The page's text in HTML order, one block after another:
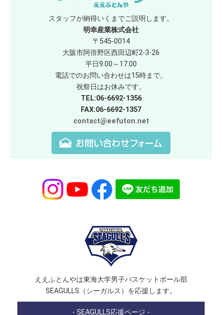
スタッフが納得いくまでご説明します。
明幸産業株式会社
〒545-0014
大阪市阿倍野区西田辺町2-3-26
平日9:00～17:00
電話でのお問い合わせは15時まで。
祝祭日はお休みです。
TEL:06-6692-1356
FAX:06-6692-1357
contact@eefuton.net
ええふとんやは東海大学男子バスケットボール部
SEAGULLS（シーガルス）を応援します。
- SEAGULLS応援ページ -